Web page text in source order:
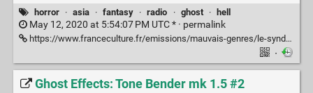
horror · asia · fantasy · radio · ghost · hell
May 12, 2020 at 5:54:07 PM UTC * · permalink
https://www.franceculture.fr/emissions/mauvais-genres/le-syndrome-de-florence-ou-les-mondes-de-cestac-0
·
Ghost Effects: Tone Bender mk 1.5 #2